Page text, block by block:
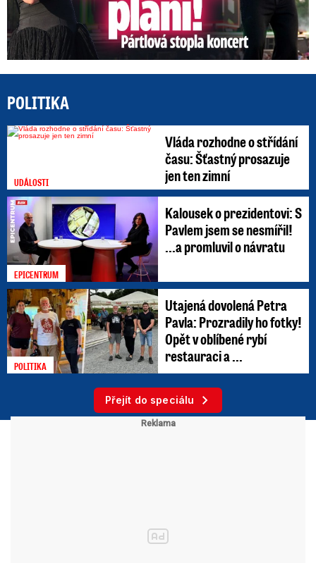
POLITIKA
UDÁLOSTI
Vláda rozhodne o střídání
času: Šťastný prosazuje
jen ten zimní
EPICENTRUM
Kalousek o prezidentovi: S
Pavlem jsem se nesmířil!
...a promluvil o návratu
POLITIKA
Utajená dovolená Petra
Pavla: Prozradily ho fotky!
Opět v oblíbené rybí
restauraci a ...
Přejít do speciálu